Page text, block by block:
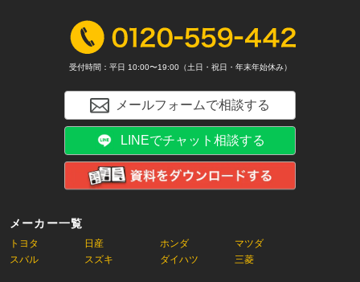
メーカー一覧
トヨタ 日産 ホンダ
マツダ
スバル
スズキ ダイハツ 三菱
受付時間：平日 10:00〜19:00（土日・祝日・年末年始休み）
メールフォームで相談する
LINEでチャット相談する